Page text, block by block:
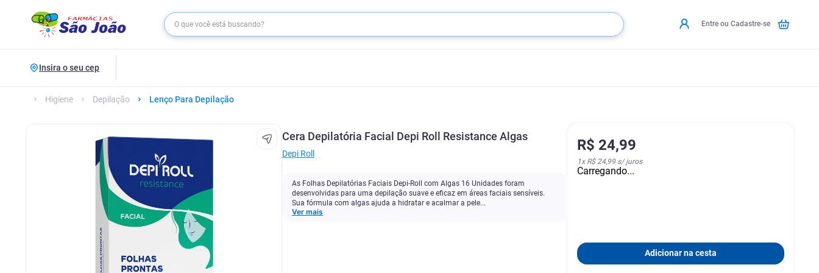
Entre ou Cadastre-se
Insira o seu cep
Higiene Depilação Lenço Para Depilação
Cera Depilatória Facial Depi Roll Resistance Algas
Depi Roll
As Folhas Depilatórias Faciais Depi-Roll com Algas 16 Unidades foram
desenvolvidas para uma depilação suave e eficaz em áreas faciais sensíveis.
Sua fórmula com algas ajuda a hidratar e acalmar a pele...
Ver mais
R$ 24,99
1x R$ 24,99s/ juros
Carregando...
Adicionar na cesta